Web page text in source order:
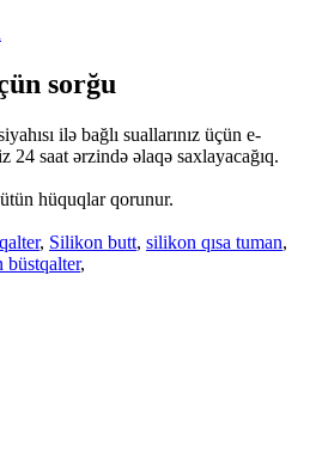
sorğu
ilə bağlı suallarınız üçün e-
24 saat ərzində əlaqə saxlayacağıq.
hüquqlar qorunur.
, Silikon butt, silikon qısa tuman,
büstqalter,